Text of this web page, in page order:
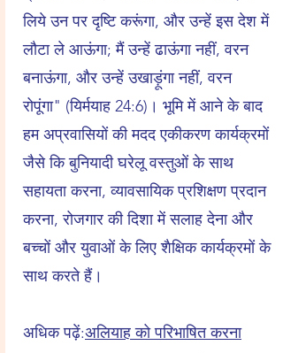
लिये उन पर दृष्टि करूंगा, और उन्हें इस देश में
लौटा ले आऊंगा; मैं उन्हें ढाऊंगा नहीं, वरन
बनाऊंगा, और उन्हें उखाड़ूंगा नहीं, वरन
रोपूंगा" (यिर्मयाह 24:6)। भूमि में आने के बाद
हम अप्रवासियों की मदद एकीकरण कार्यक्रमों
जैसे कि बुनियादी घरेलू वस्तुओं के साथ
सहायता करना, व्यावसायिक प्रशिक्षण प्रदान
करना, रोजगार की दिशा में सलाह देना और
बच्चों और युवाओं के लिए शैक्षिक कार्यक्रमों के
साथ करते हैं।
अधिक पढ़ें:अलियाह को परिभाषित करना